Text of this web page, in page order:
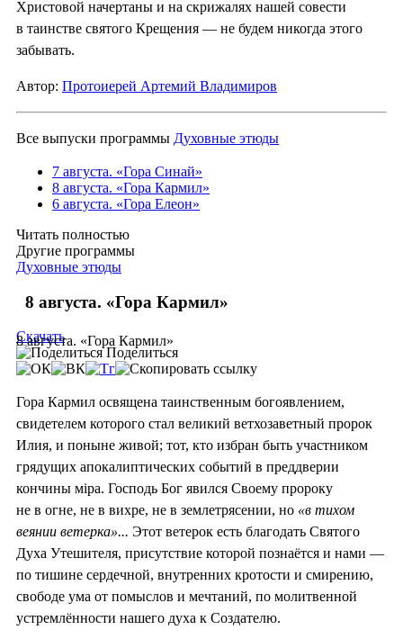
Христовой начертаны и на скрижалях нашей совести
в таинстве святого Крещения — не будем никогда этого
забывать.
Автор: Протоиерей Артемий Владимиров
Все выпуски программы Духовные этюды
7 августа. «Гора Синай»
8 августа. «Гора Кармил»
6 августа. «Гора Елеон»
Читать полностью
Другие программы
Духовные этюды
8 августа. «Гора Кармил»
8 августа. «Гора Кармил»
Скачать
Поделиться
Гора Кармил освящена таинственным богоявлением,
свидетелем которого стал великий ветхозаветный пророк
Илия, и поныне живой; тот, кто избран быть участником
грядущих апокалиптических событий в преддверии
кончины мiра. Господь Бог явился Своему пророку
не в огне, не в вихре, не в землетрясении, но «в тихом
веянии ветерка»... Этот ветерок есть благодать Святого
Духа Утешителя, присутствие которой познаётся и нами —
по тишине сердечной, внутренних кротости и смирению,
свободе ума от помыслов и мечтаний, по молитвенной
устремлённости нашего духа к Создателю.